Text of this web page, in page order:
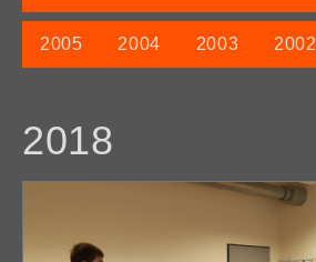
2005 2004 2003 2002
2018